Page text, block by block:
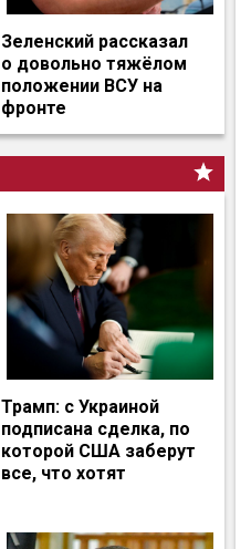
Зеленский рассказал
о довольно тяжёлом
положении ВСУ на
фронте
Трамп: с Украиной
подписана сделка, по
которой США заберут
все, что хотят